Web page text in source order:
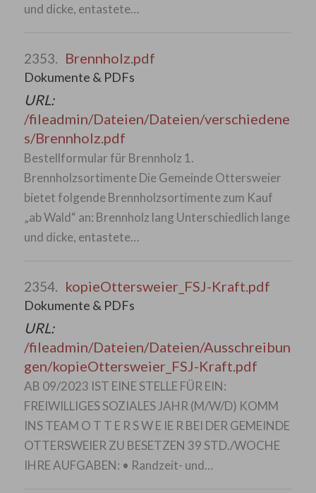
und dicke, entastete…
2353. Brennholz.pdf
Dokumente & PDFs
URL:
/fileadmin/Dateien/Dateien/verschiedene
s/Brennholz.pdf
Bestellformular für Brennholz 1.
Brennholzsortimente Die Gemeinde Ottersweier
bietet folgende Brennholzsortimente zum Kauf
„ab Wald“ an: Brennholz lang Unterschiedlich lange
und dicke, entastete…
2354. kopieOttersweier_FSJ-Kraft.pdf
Dokumente & PDFs
URL:
/fileadmin/Dateien/Dateien/Ausschreibun
gen/kopieOttersweier_FSJ-Kraft.pdf
AB 09/2023 IST EINE STELLE FÜR EIN:
FREIWILLIGES SOZIALES JAHR (M/W/D) KOMM
INS TEAM O T T E R S W E IE R BEI DER GEMEINDE
OTTERSWEIER ZU BESETZEN 39 STD./WOCHE
IHRE AUFGABEN: • Randzeit- und…